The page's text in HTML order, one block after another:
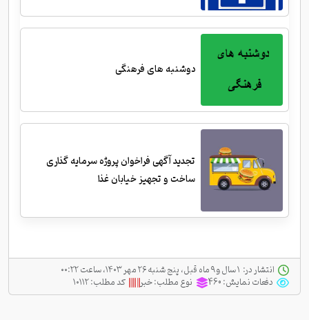
دوشنبه های فرهنگی
تجدید آگهی فراخوان پروژه سرمایه گذاری
ساخت و تجهیز خیابان غذا
انتشار در:
دفعات نمایش:460 نوع مطلب:خبر کد مطلب:۱۰۱۱۲